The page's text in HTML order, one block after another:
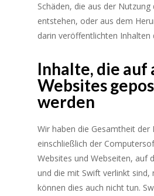
Schäden, die aus der Nutzung
entstehen, oder aus dem
darin veröffentlichten Inhalten
Inhalte, die auf
Websites
werden
Wir haben die Gesamtheit der
einschließlich der
Websites und Webseiten, auf
und die mit Swift verlinkt sind,
können dies auch nicht tun.